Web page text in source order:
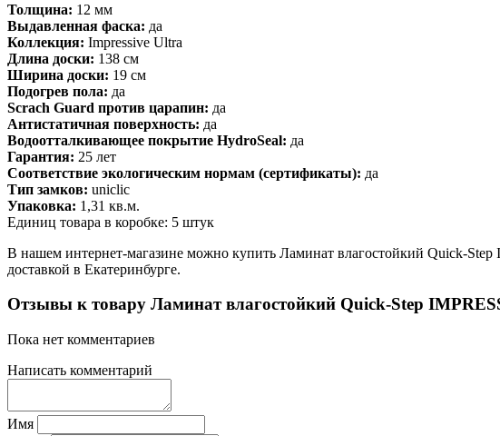
Толщина: 12 мм
Выдавленная фаска: да
Коллекция: Impressive Ultra
Длина доски: 138 см
Ширина доски: 19 см
Подогрев пола: да
Scrach Guard против царапин: да
Антистатичная поверхность: да
Водоотталкивающее покрытие HydroSeal: да
Гарантия: 25 лет
Соответствие экологическим нормам (сертификаты): да
Тип замков: uniclic
Упаковка: 1,31 кв.м.
Единиц товара в коробке: 5 штук
В нашем интернет-магазине можно купить Ламинат влагостойкий
доставкой в Екатеринбурге.
Отзывы к товару Ламинат влагостойкий Quick-Step
Пока нет комментариев
Написать комментарий
Имя